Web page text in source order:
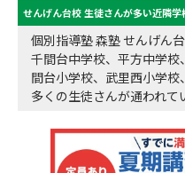
数字でなるほど！森塾
動画でわかる！森塾
森塾のお得なキャンペー
授業料等お
せんげん台校 生徒さんが多い近隣学
個別指導塾 森塾 せんげん台
千間台中学校、平方中学
間台小学校、武里西小学
多くの生徒さんが通われて